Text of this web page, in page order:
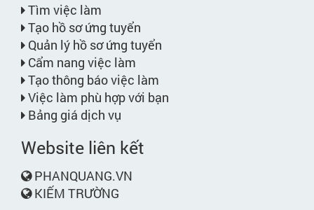
Tìm việc làm
Tạo hồ sơ ứng tuyển
Quản lý hồ sơ ứng tuyển
Cẩm nang việc làm
Tạo thông báo việc làm
Việc làm phù hợp với bạn
Bảng giá dịch vụ
Website liên kết
PHANQUANG.VN
KIẾM TRƯỜNG